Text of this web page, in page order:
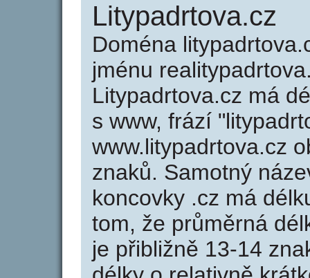
Litypadrtova.cz
Doména
jménu
Litypadrtova.cz má
s www, frází
www.litypadrtova.cz
znaků. Samotný
koncovky .cz má
tom, že průměrná
je přibližně 13-14